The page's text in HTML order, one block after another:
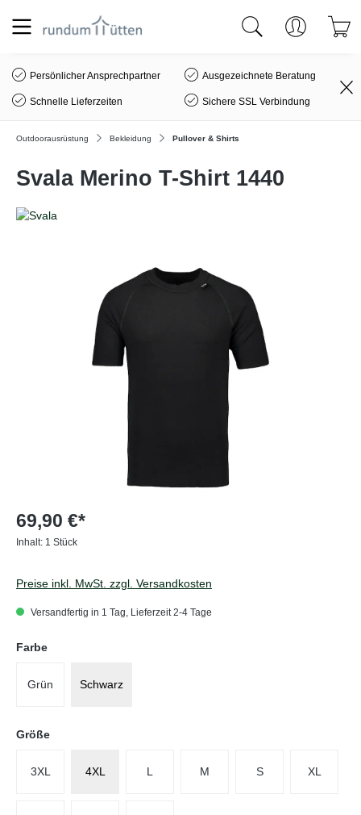
springen
Persönlicher Ansprechpartner Ausgezeichnete Beratung
Schnelle Lieferzeiten Sichere SSL Verbindung
Outdoorausrüstung Bekleidung Pullover & Shirts
Svala Merino T-Shirt 1440
69,90 €*
Inhalt: 1 Stück
Preise inkl. MwSt. zzgl. Versandkosten
Versandfertig in 1 Tag, Lieferzeit 2-4 Tage
Farbeauswählen
Grün Schwarz
Größeauswählen
3XL 4XL L M S XL